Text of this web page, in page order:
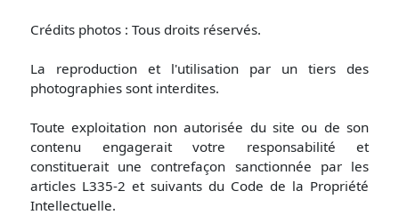
Crédits photos : Tous droits réservés.
La reproduction et l'utilisation par un tiers des
photographies sont interdites.
Toute exploitation non autorisée du site ou de son
contenu engagerait votre responsabilité et
constituerait une contrefaçon sanctionnée par les
articles L335-2 et suivants du Code de la Propriété
Intellectuelle.